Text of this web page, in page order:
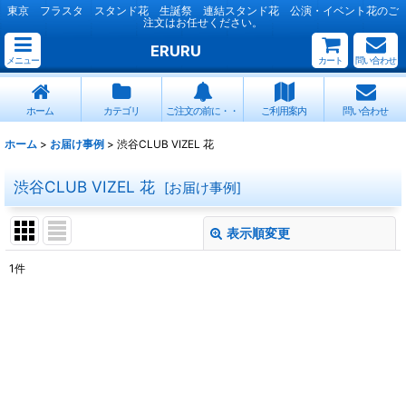
東京 フラスタ スタンド花 生誕祭 連結スタンド花 公演・イベント花のご
注文はお任せください。
メニュー
ERURU
カート 問い合わせ
ホーム カテゴリ ご注文の前に・・ ご利用案内 問い合わせ
ホーム > お届け事例 > 渋谷CLUB VIZEL 花
渋谷CLUB VIZEL 花 [お届け事例]
表示順変更
1件